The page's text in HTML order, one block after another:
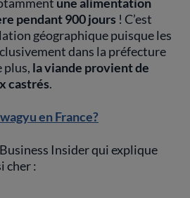
pendant 900 jours ! C’est
géographique puisque les
dans la préfecture
plus, la viande provient de
castrés.
en France?
Insider qui explique
cher :